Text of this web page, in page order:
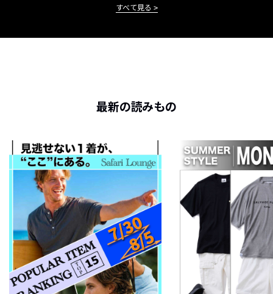
すべて見る
最新の読みもの